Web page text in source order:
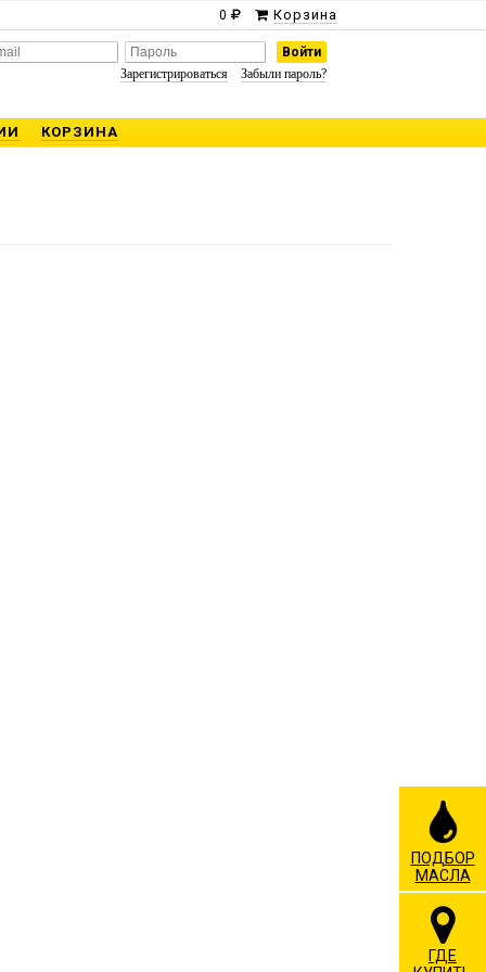
0 Корзина
Зарегистрироваться Забыли пароль?
КОРЗИНА
ПОДБОР
МАСЛА
ГДЕ